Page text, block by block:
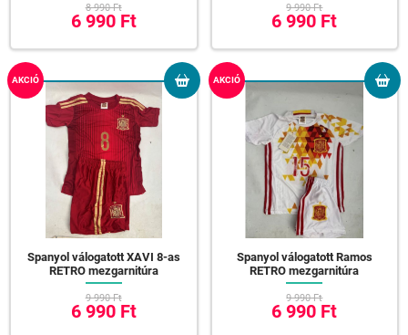
8 990 Ft
6 990 Ft
9 990 Ft
6 990 Ft
AKCIÓ
Spanyol válogatott XAVI 8-as
RETRO mezgarnitúra
9 990 Ft
6 990 Ft
AKCIÓ
Spanyol válogatott Ramos
RETRO mezgarnitúra
9 990 Ft
6 990 Ft